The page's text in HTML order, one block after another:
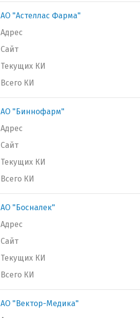
АО "Астеллас Фарма"
Адрес
Сайт
Текущих КИ
Всего КИ
АО "Биннофарм"
Адрес
Сайт
Текущих КИ
Всего КИ
АО "Босналек"
Адрес
Сайт
Текущих КИ
Всего КИ
АО "Вектор-Медика"